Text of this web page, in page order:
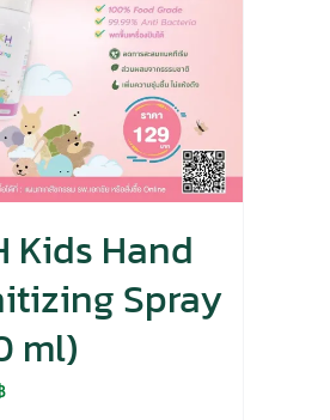
Kids Hand
Spray
ml)